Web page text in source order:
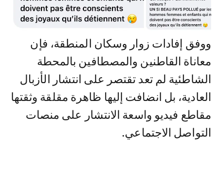
ووفق إفادات زوار وسكان المنطقة، فإن
معاناة القاطنين والمصطافين بالمحطة
الشاطئية لم تعد تقتصر على انتشار الأزبال
العادية، بل انضافت إليها ظاهرة مقلقة وثقتها
مقاطع فيديو واسعة الانتشار على منصات
التواصل الاجتماعي.